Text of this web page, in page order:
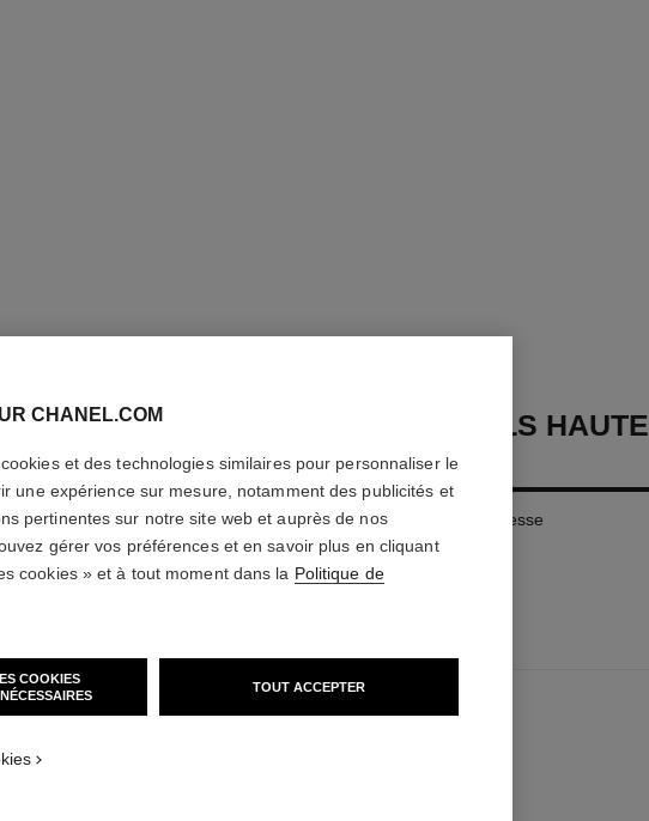
STYLO SOURCILS HAUTE
PRÉCISION
Définition Sourcils Extrême Finesse
En savoir plus
Réf. 191152
9 TEINTES DISPONIBLES
CHANEL.COM
et des technologies similaires pour personnaliser le
une expérience sur mesure, notamment des publicités et
pertinentes sur notre site web et auprès de nos
gérer vos préférences et en savoir plus en cliquant
cookies » et à tout moment dans la Politique de
COOKIES
TOUT ACCEPTER